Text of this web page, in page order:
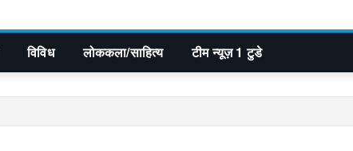
विविध लोककला/साहित्य टीम न्यूज़ 1 टुडे